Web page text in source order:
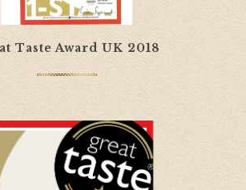
Taste Award UK 2018